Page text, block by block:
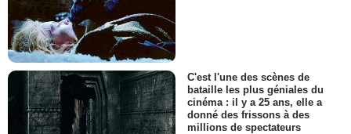
C'est l'une des scènes de
bataille les plus géniales du
cinéma : il y a 25 ans, elle a
donné des frissons à des
millions de spectateurs